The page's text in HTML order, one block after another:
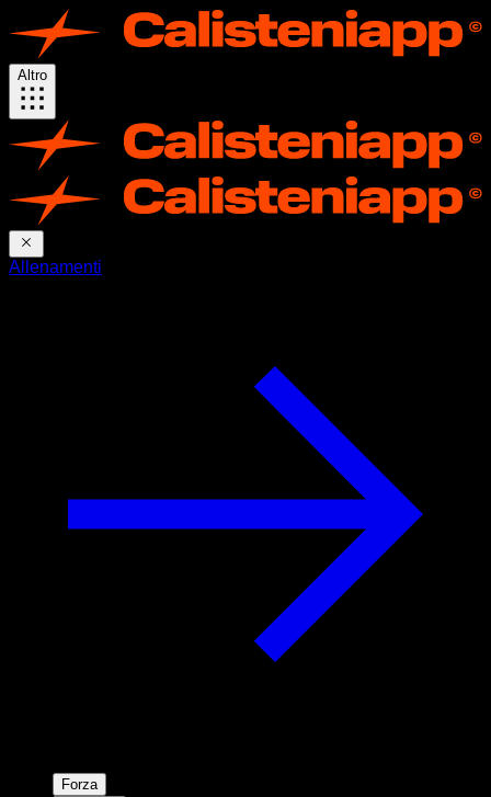
Altro
Allenamenti
Forza